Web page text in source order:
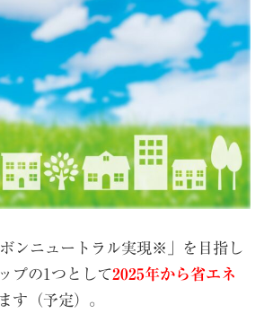
ンニュートラル実現※」を目指し
プの1つとして2025年から省エネ
す（予定）。